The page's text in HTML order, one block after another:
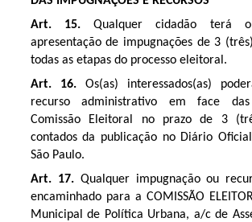
Art. 15.Qualquer cidadão terá
apresentação de impugnações de 3
todas as etapas do processo eleitoral.
Art. 16. Os(as) interessados(as)
recurso administrativo em face
Comissão Eleitoral no prazo de 3
contados da publicação no Diário
São Paulo.
Art. 17. Qualquer impugnação ou
encaminhado para a COMISSÃO
Municipal de Política Urbana, a/c de